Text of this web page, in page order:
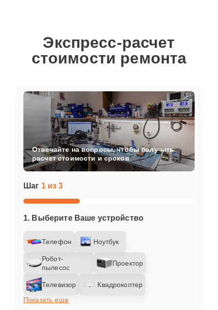
Экспресс-расчет
стоимости ремонта
Шаг 1 из 3
1. Выберите Ваше устройство
Телефон Ноутбук
Робот-
пылесос
Проектор
Телевизор
Квадрокоптер
Показать еще
Отвечайте на вопросы, чтобы получить
расчет стоимости и сроков